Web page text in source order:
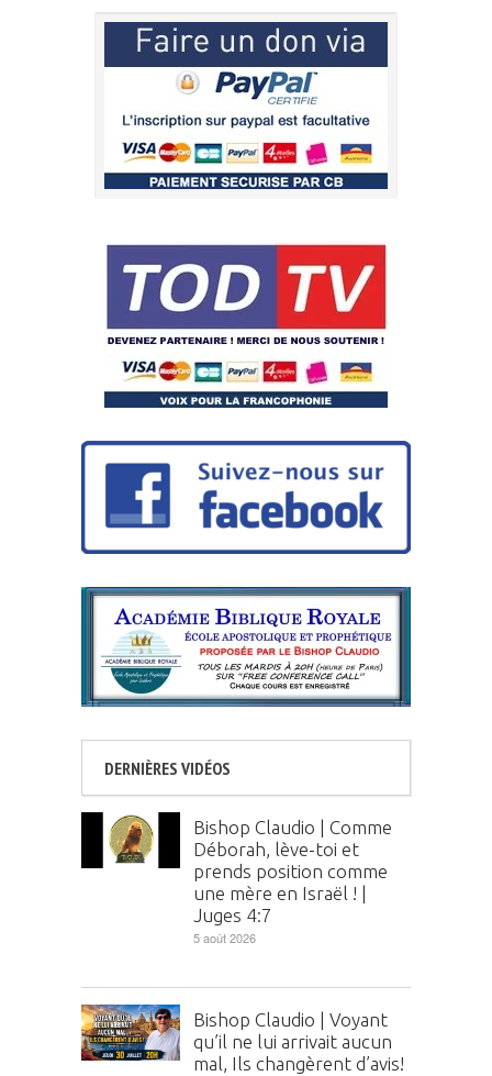
DERNIÈRES VIDÉOS
Bishop Claudio | Comme
Déborah, lève-toi et
prends position comme
une mère en Israël ! |
Juges 4:7
5 août 2026
Bishop Claudio | Voyant
qu’il ne lui arrivait aucun
mal, Ils changèrent d’avis!